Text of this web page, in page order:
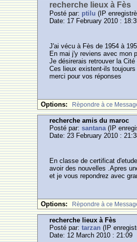
recherche lieux à Fès
Posté par: ptilu (IP
Date: 17 February 2010 :
J'ai vécu à Fès de 1954 à
En mai j'y reviens avec mon
Je désirerais retrouver la
Ces lieux existent-ils
merci pour vos réponses
Options: Rèpondre à ce
recherche amis du maroc
Posté par:santana(IP
Date: 23 February 2010 :
En classe de certificat
avoir des nouvelles .Apres
et je vous repondrez avec
Options: Rèpondre à ce
recherche lieux à Fès
Posté par:tarzan (IP
Date: 12 March 2010 : 21:09